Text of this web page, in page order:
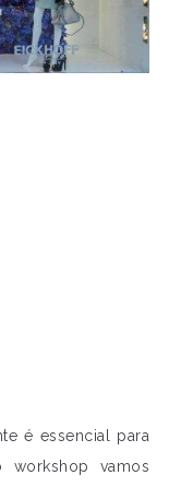
é essencial para
workshop vamos